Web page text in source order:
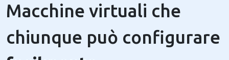
Macchine virtuali che
chiunque può configurare